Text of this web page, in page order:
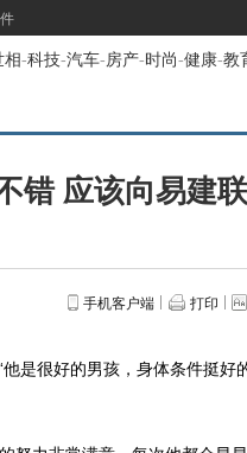
相-科技-汽车-房产-时尚-健康-教
错 应该向易建
手机客户端 打印
很好的男孩，身体条件挺好